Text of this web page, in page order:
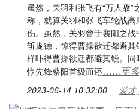
虽然，关羽和张飞有“万人敌”
称，就算关羽和张飞车轮战
伤。虽然，关羽曾于襄阳之战
斩庞德，惊得曹操欲迁都避
样吓得曹操欲迁都避其锐。
惇先锋蔡阳首级而还……更
2023-06-14 10:32:00 爱才